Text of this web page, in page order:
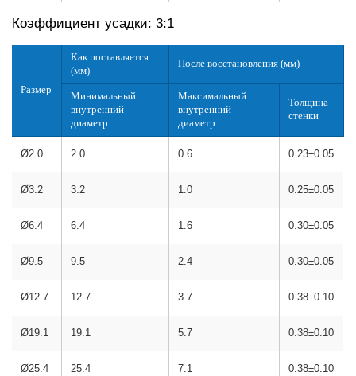
Коэффициент усадки: 3:1
Размер
Как поставляется
(мм)
После восстановления (мм)
Минимальный
внутренний
диаметр
Максимальный
внутренний
диаметр
Толщина
стенки
Ø2.0 2.0 0.6 0.23±0.05
Ø3.2 3.2 1.0 0.25±0.05
Ø6.4 6.4 1.6 0.30±0.05
Ø9.5 9.5 2.4 0.30±0.05
Ø12.7 12.7 3.7 0.38±0.10
Ø19.1 19.1 5.7 0.38±0.10
Ø25.4 25.4 7.1 0.38±0.10